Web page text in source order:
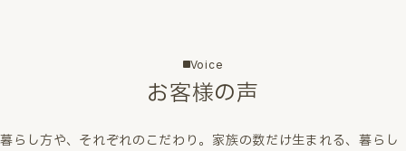
Voice
お客様の声
暮らし方や、それぞれのこだわり。家族の数だけ生まれる、暮らし